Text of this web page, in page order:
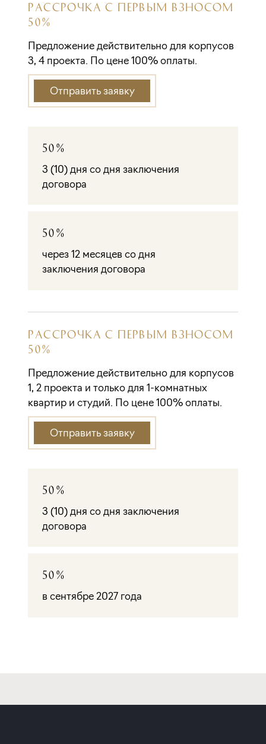
РАССРОЧКА С ПЕРВЫМ ВЗНОСОМ
50%
Предложение действительно для корпусов
3, 4 проекта. По цене 100% оплаты.
Отправить заявку
50%
3 (10) дня со дня заключения
договора
50%
через 12 месяцев со дня
заключения договора
РАССРОЧКА С ПЕРВЫМ ВЗНОСОМ
50%
Предложение действительно для корпусов
1, 2 проекта и только для 1-комнатных
квартир и студий. По цене 100% оплаты.
Отправить заявку
50%
3 (10) дня со дня заключения
договора
50%
в сентябре 2027 года